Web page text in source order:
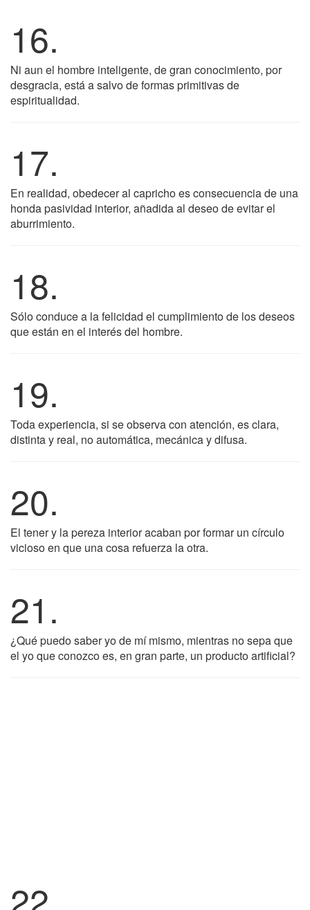
16.
Ni aun el hombre inteligente, de gran conocimiento, por
desgracia, está a salvo de formas primitivas de
espiritualidad.
17.
En realidad, obedecer al capricho es consecuencia de una
honda pasividad interior, añadida al deseo de evitar el
aburrimiento.
18.
Sólo conduce a la felicidad el cumplimiento de los deseos
que están en el interés del hombre.
19.
Toda experiencia, si se observa con atención, es clara,
distinta y real, no automática, mecánica y difusa.
20.
El tener y la pereza interior acaban por formar un círculo
vicioso en que una cosa refuerza la otra.
21.
¿Qué puedo saber yo de mí mismo, mientras no sepa que
el yo que conozco es, en gran parte, un producto artificial?
22.